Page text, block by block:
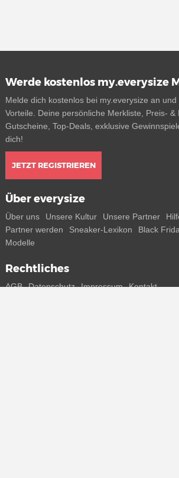
Werde kostenlos my.everysize
Melde dich kostenlos bei my.everysize an
Vorteile. Deine persönliche Merkliste, Preis- &
Gutscheine, Top-Deals, exklusive
dich!
JETZT REGISTRIEREN
Über everysize
Über uns Unsere Kultur Unsere Partner
Partner werden
Sneaker-Lexikon Black
Modelle
Rechtliches
AGB Datenschutz Impressum Kontakt